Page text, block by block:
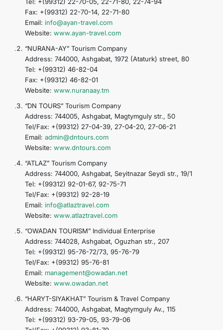
Fax: +(99312) 22-70-14, 22-71-80
Email: info@ayan-travel.com
Website: www.ayan-travel.com
“NURANA-AY” Tourism Company
Address: 744000, Ashgabat, 1972 (Ataturk) street, 80
Tel: +(99312) 46-82-04
Fax: +(99312) 46-82-01
Website: www.nuranaay.tm
“DN TOURS” Tourism Company
Address: 744005, Ashgabat, Magtymguly str., 50
Tel/Fax: +(99312) 27-04-39, 27-04-20, 27-06-21
Email: admin@dntours.com
Website: www.dntours.com
“ATLAZ” Tourism Company
Address: 744000, Ashgabat, Seyitnazar Seydi str., 19/1
Tel: +(99312) 92-01-67, 92-75-71
Tel/Fax: +(99312) 92-28-19
Email: info@atlaztravel.com
Website: www.atlaztravel.com
“OWADAN TOURISM” Individual Enterprise
Address: 744028, Ashgabat, Oguzhan str., 207
Tel: +(99312) 95-76-72/73, 95-76-79
Tel/Fax: +(99312) 95-76-81
Email: management@owadan.net
Website: www.owadan.net
“HARYT-SIYAKHAT” Tourism & Travel Company
Address: 744000, Ashgabat, Magtymguly Av., 115
Tel: +(99312) 93-79-05, 93-79-06